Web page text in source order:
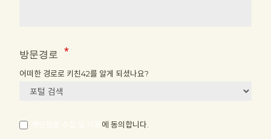
방문경로
어떠한 경로로 키친42를 알게 되셨나요?
에 동의합니다.